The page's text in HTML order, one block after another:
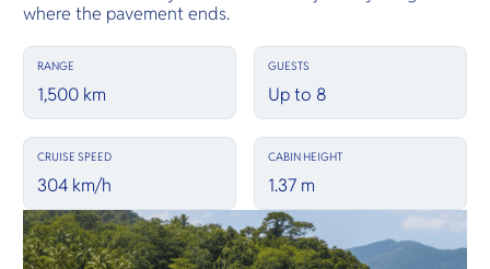
where the pavement ends.
RANGE
1,500 km
GUESTS
Up to 8
CRUISE SPEED
304 km/h
CABIN HEIGHT
1.37 m